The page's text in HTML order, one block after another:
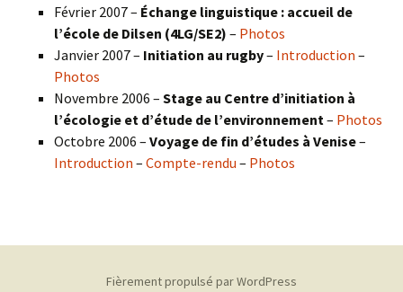
Février 2007 – Échange linguistique : accueil de
l’école de Dilsen (4LG/SE2) – Photos
Janvier 2007 – Initiation au rugby– Introduction –
Photos
Novembre 2006 – Stage au Centre d’initiation à
l’écologie et d’étude de l’environnement – Photos
Octobre 2006 – Voyage de fin d’études à Venise–
Introduction – Compte-rendu – Photos
Fièrement propulsé par WordPress